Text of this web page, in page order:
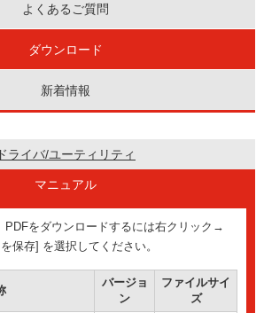
よくあるご質問
ダウンロード
新着情報
ドライバ/ユーティリティ
マニュアル
PDFをダウンロードするには右クリック→
保存] を選択してください。
バージョ
ン
ファイルサイ
ズ